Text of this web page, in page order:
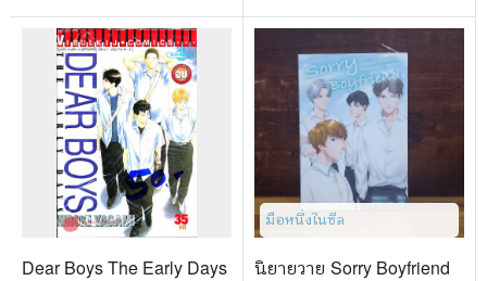
Dear Boys The Early Days
มือหนึ่งในซีล
นิยายวาย Sorry Boyfriend